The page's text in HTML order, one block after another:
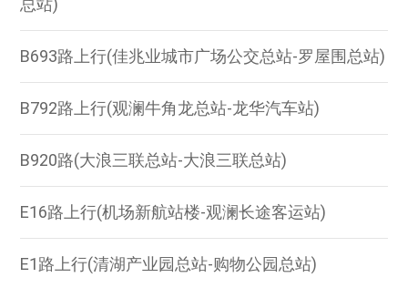
总站)
B693路上行(佳兆业城市广场公交总站-罗屋围总站)
B792路上行(观澜牛角龙总站-龙华汽车站)
B920路(大浪三联总站-大浪三联总站)
E16路上行(机场新航站楼-观澜长途客运站)
E1路上行(清湖产业园总站-购物公园总站)